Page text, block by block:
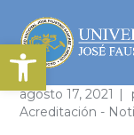
agosto 17, 2021
Acreditación -
Abrir